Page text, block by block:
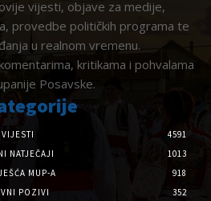
vijesti, objave za medije,
provedbe političkih programa te
u realnom vremenu.
kritikama i pohvalama
Posavske.
VIJESTI
4591
NATJEČAJI
1013
MUP-A
918
POZIVI
352